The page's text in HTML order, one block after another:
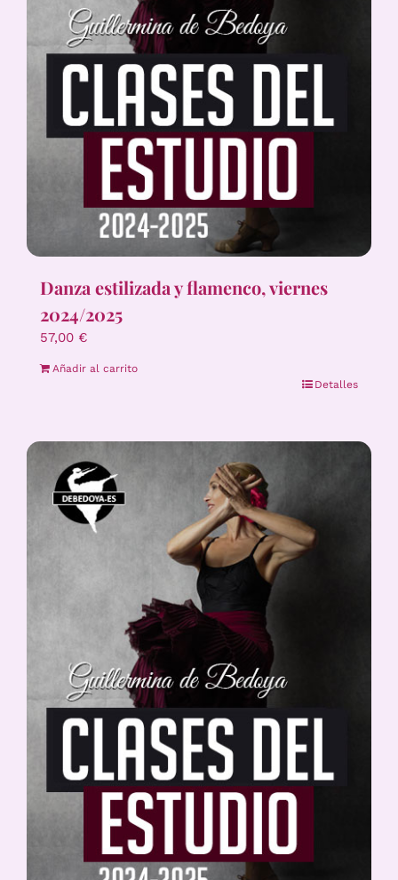
Danza estilizada y flamenco, viernes
2024/2025
57,00 €
Añadir al carrito
Detalles